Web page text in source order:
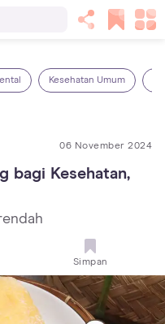
Kesehatan Umum
06 November 2024
bagi Kesehatan,
Simpan